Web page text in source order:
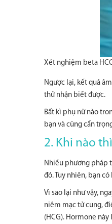
Xét nghiệm beta
Ngược lại, kết quả
thử nhận biết được.
Bất kì phụ nữ nào
bạn và cũng cẩn
2. Khi nào
Nhiều phương pháp
đó. Tuy nhiên, bạn
Vì sao lại như vậy,
niêm mạc tử cung,
(HCG). Hormone